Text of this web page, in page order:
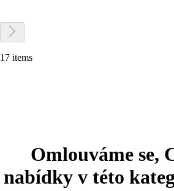
17 items
Omlouváme se,
nabídky v této